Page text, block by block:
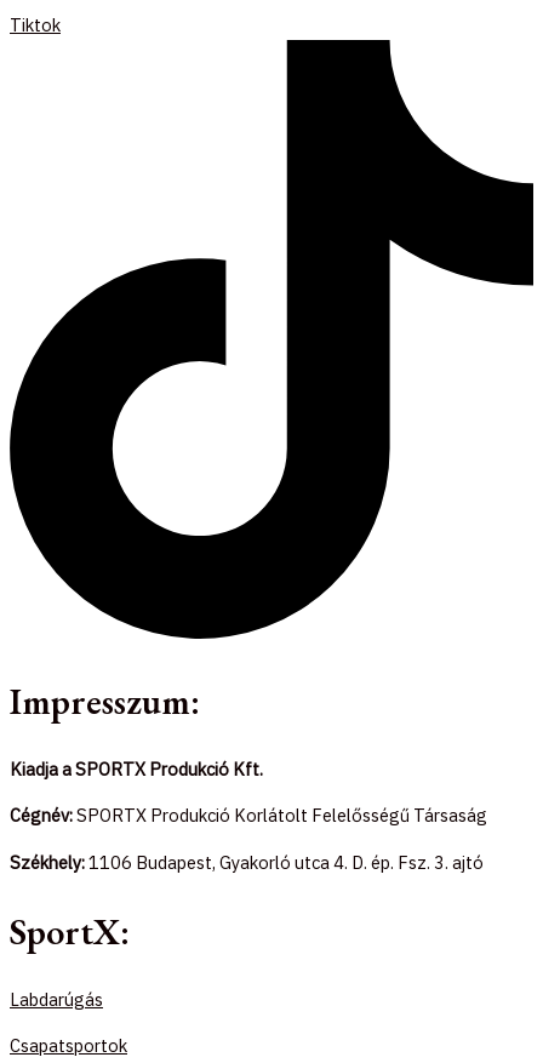
Tiktok
Impresszum:
Kiadja a SPORTX Produkció Kft.
Cégnév:SPORTX Produkció Korlátolt Felelősségű Társaság
Székhely:1106 Budapest, Gyakorló utca 4. D. ép. Fsz. 3. ajtó
SportX:
Labdarúgás
Csapatsportok